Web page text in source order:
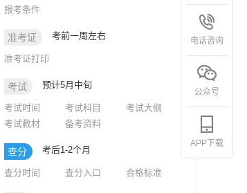
报考条件
准考证 考前一周左右
准考证打印
考试 预计5月中旬
考试时间 考试科目
考试大纲
考试教材
备考资料
查分 考后1-2个月
查分时间 查分入口 合格标准
电话咨询
公众号
APP下载